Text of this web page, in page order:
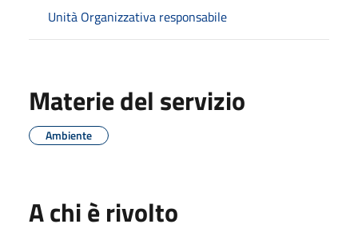
Unità Organizzativa responsabile
Materie del servizio
Ambiente
A chi è rivolto